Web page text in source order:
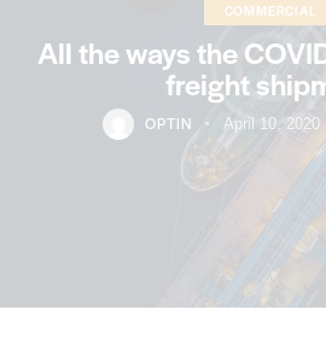
COMMERCIAL
All the ways the
freight
OPTIN April 10, 2020